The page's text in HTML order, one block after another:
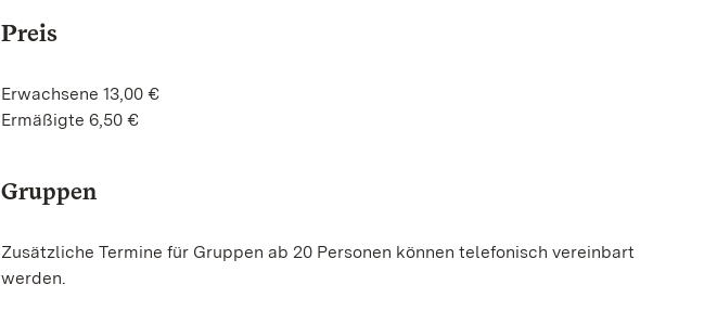
Preis
Erwachsene 13,00 €
Ermäßigte 6,50 €
Gruppen
Zusätzliche Termine für Gruppen ab 20 Personen können telefonisch vereinbart
werden.